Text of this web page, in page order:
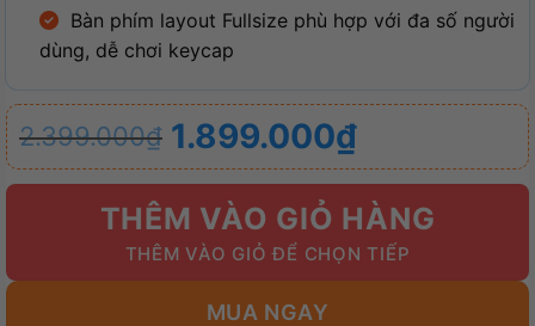
Bàn phím layout Fullsize phù hợp với đa số người
dùng, dễ chơi keycap
2.399.000₫
Giá
gốc
2.399.000₫.
1.899.000₫
Giá
hiện
1.899.000₫.
THÊM VÀO GIỎ HÀNG
MUA NGAY